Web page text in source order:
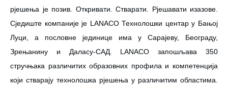
рјешења је позив. Откривати. Стварати. Рјешавати изазове.
Сједиште компаније је LANACO Технолошки центар у Бањој
Луци, а пословне јединице има у Сарајеву, Београду,
Зрењанину и Даласу-САД. LANACO запошљава 350
стручњака различитих образовних профила и компетенција
који стварају технолошка рјешења у различитим областима.